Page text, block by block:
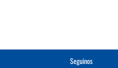
Seguinos